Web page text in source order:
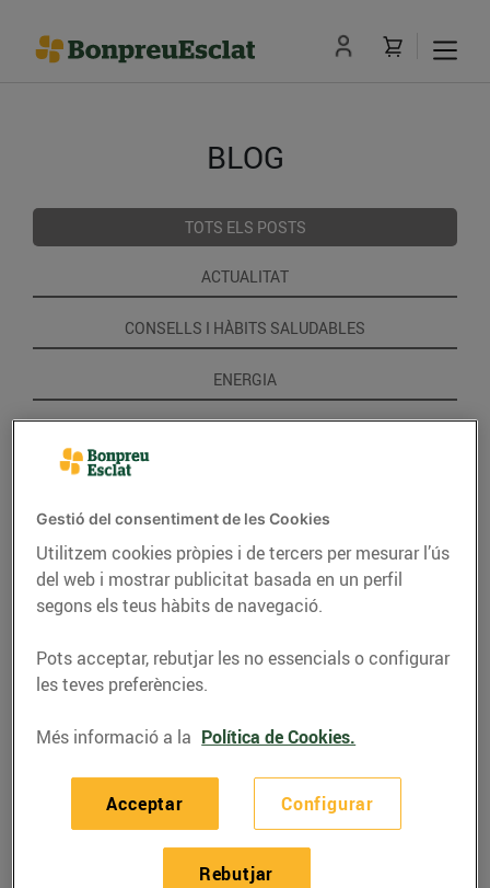
BLOG
TOTS ELS POSTS
ACTUALITAT
CONSELLS I HÀBITS SALUDABLES
ENERGIA
RECEPTES
Cassoletes de crema de
Gestió del consentiment de les Cookies
Utilitzem cookies pròpies i de tercers per mesurar l’ús
del web i mostrar publicitat basada en un perfil
segons els teus hàbits de navegació.
Pots acceptar, rebutjar les no essencials o configurar
les teves preferències.
Més informació a la Política de Cookies.
Configurar
Rebutjar
Acceptar